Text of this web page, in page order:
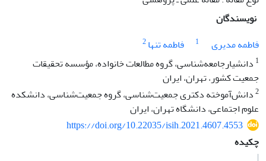
نویسندگان
فاطمه مدیری
1 فاطمه تنها2
1 دانشیارجامعه‌شناسی، گروه مطالعات خانواده، مؤسسه تحقیقات
جمعیت کشور، تهران، ایران
2دانش‌آموخته دکتری جمعیت‌شناسی، گروه جمعیت‌شناسی، دانشکده
علوم اجتماعی، دانشگاه تهران، ایران
https://doi.org/10.22035/isih.2021.4607.4553
چکیده